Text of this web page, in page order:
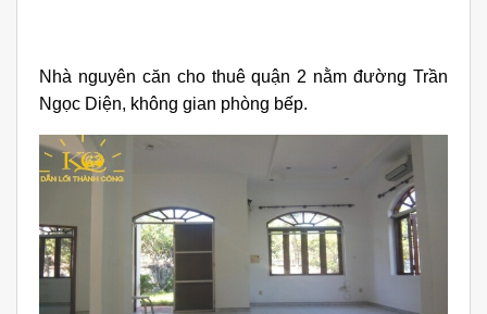
Nhà nguyên căn cho thuê quận 2 nằm đường Trần
Ngọc Diện, không gian phòng bếp.